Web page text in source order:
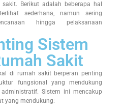
Berikut adalah beberapa hal
sederhana, namun sering
hingga pelaksanaan
Sistem
Sakit
di rumah sakit berperan penting
fungsional yang mendukung
Sistem ini mencakup
yang mendukung: